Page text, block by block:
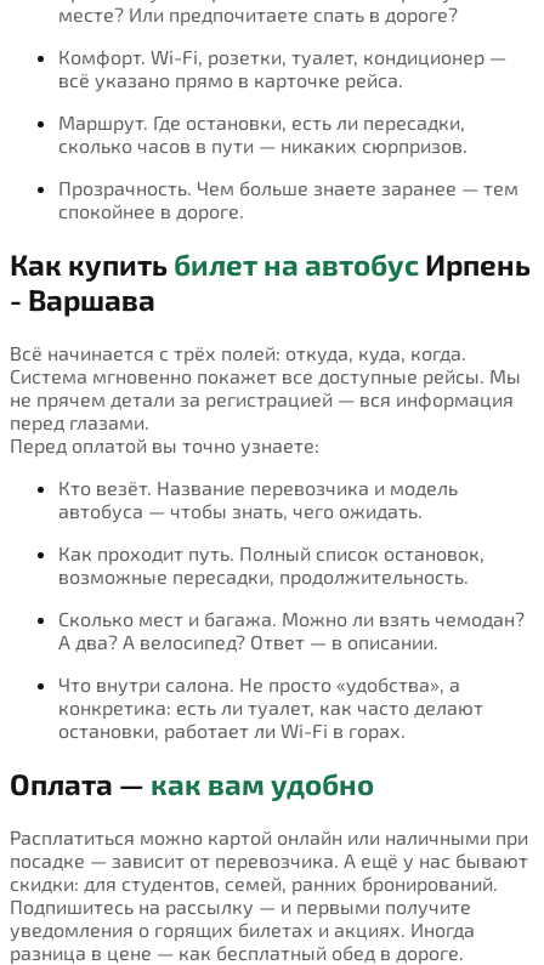
месте? Или предпочитаете спать в дороге?
Комфорт. Wi-Fi, розетки, туалет, кондиционер —
всё указано прямо в карточке рейса.
Маршрут. Где остановки, есть ли пересадки,
сколько часов в пути — никаких сюрпризов.
Прозрачность. Чем больше знаете заранее — тем
спокойнее в дороге.
Как купить билет на автобус Ирпень
- Варшава
Всё начинается с трёх полей: откуда, куда, когда.
Система мгновенно покажет все доступные рейсы. Мы
не прячем детали за регистрацией — вся информация
перед глазами.
Перед оплатой вы точно узнаете:
Кто везёт. Название перевозчика и модель
автобуса — чтобы знать, чего ожидать.
Как проходит путь. Полный список остановок,
возможные пересадки, продолжительность.
Сколько мест и багажа. Можно ли взять чемодан?
А два? А велосипед? Ответ — в описании.
Что внутри салона. Не просто «удобства», а
конкретика: есть ли туалет, как часто делают
остановки, работает ли Wi-Fi в горах.
Оплата — как вам удобно
Расплатиться можно картой онлайн или наличными при
посадке — зависит от перевозчика. А ещё у нас бывают
скидки: для студентов, семей, ранних бронирований.
Подпишитесь на рассылку — и первыми получите
уведомления о горящих билетах и акциях. Иногда
разница в цене — как бесплатный обед в дороге.